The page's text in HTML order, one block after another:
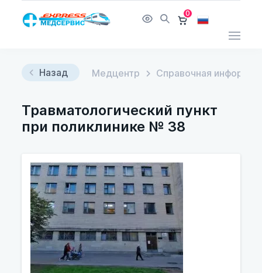
0
Назад Медцентр Справочная
Травматологический пункт
при поликлинике № 38